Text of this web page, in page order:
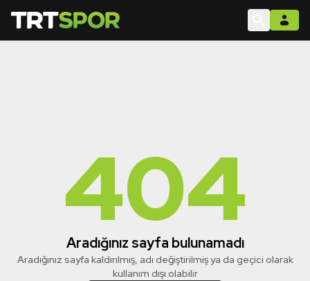
404
Aradığınız sayfa bulunamadı
Aradığınız sayfa kaldırılmış, adı değiştirilmiş ya da geçici olarak
kullanım dışı olabilir